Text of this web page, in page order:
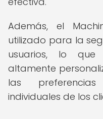
Además, el
utilizado para la
usuarios, lo que
altamente
las
individuales de los